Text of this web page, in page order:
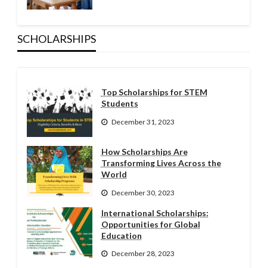
SCHOLARSHIPS
Top Scholarships for STEM
Students
December 31, 2023
How Scholarships Are
Transforming Lives Across the
World
December 30, 2023
International Scholarships:
Opportunities for Global
Education
December 28, 2023